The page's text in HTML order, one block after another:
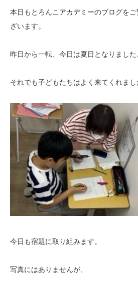
本日もとろんこアカデミーのブログを
ざいます。
昨日から一転、今日は夏日となりました
それでも子どもたちはよく来てくれまし
今日も宿題に取り組みます。
写真にはありませんが、